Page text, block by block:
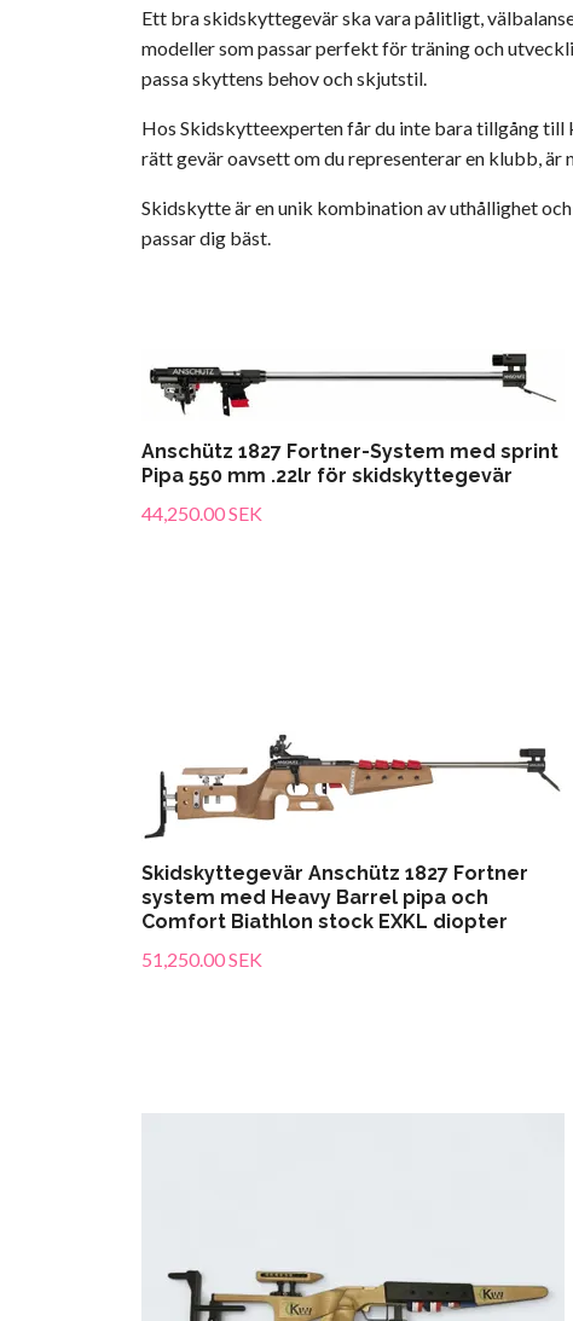
Ett bra skidskyttegevär ska vara pålitligt,
modeller som passar perfekt för träning och
passa skyttens behov och skjutstil.
Hos Skidskytteexperten får du inte bara tillgång till
rätt gevär oavsett om du representerar en klubb, är
Skidskytte är en unik kombination av uthållighet
passar dig bäst.
Anschütz 1827 Fortner-System med sprint
Pipa 550 mm .22lr för skidskyttegevär
44,250.00 SEK
Skidskyttegevär Anschütz 1827 Fortner
system med Heavy Barrel pipa och
Comfort Biathlon stock EXKL diopter
51,250.00 SEK